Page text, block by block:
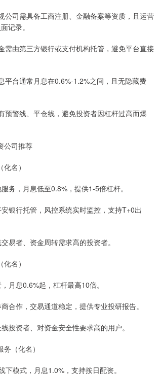
公司需具备工商注册、金融备案等资质，且运营
记录。
需由第三方银行或支付机构托管，避免平台直接
平台通常月息在0.6%-1.2%之间，且无隐藏费
预警线、平仓线，避免投资者因杠杆过高而爆
公司推荐
名）
务，月息低至0.8%，提供1-5倍杠杆。
银行托管，风控系统实时监控，支持T+0出
易者、资金周转需求高的投资者。
名）
月息0.6%起，杠杆最高10倍。
合作，交易通道稳定，提供专业投研报告。
投资者、对资金安全性要求高的用户。
（化名）
下模式，月息1.0%，支持按日配资。